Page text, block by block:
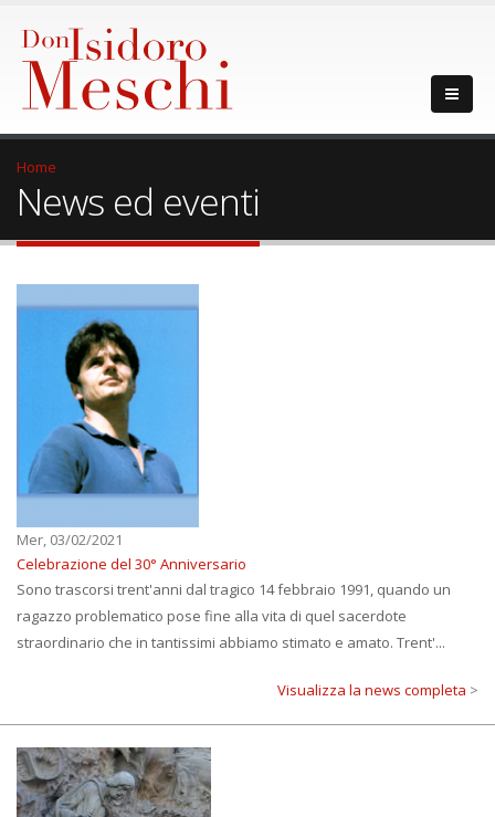
Home
News ed eventi
Mer, 03/02/2021
Celebrazione del 30° Anniversario
Sono trascorsi trent'anni dal tragico 14 febbraio 1991, quando un
ragazzo problematico pose fine alla vita di quel sacerdote
straordinario che in tantissimi abbiamo stimato e amato. Trent'...
Visualizza la news completa >